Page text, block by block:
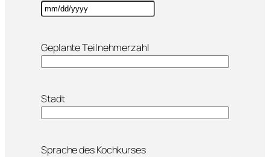
JJJJ
MM
TT
Schrägstrich
JJJJ
Geplante Teilnehmerzahl
Stadt
Sprache des Kochkurses